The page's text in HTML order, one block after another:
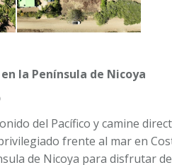
la Península de Nicoya
del Pacífico y camine
frente al mar en
de Nicoya para disfrutar